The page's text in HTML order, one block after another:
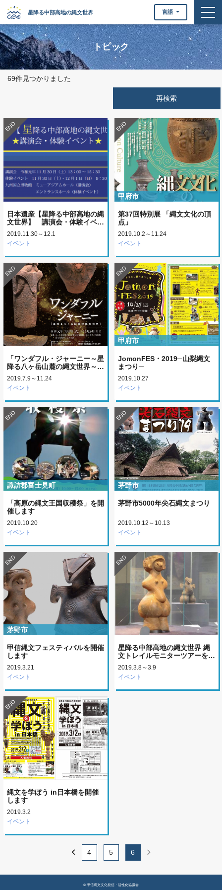
星降る中部高地の縄文世界 言語
トピック
69件見つかりました
END
日本遺産【星降る中部高地の縄
文世界】 講演会・体験イベ…
2019.11.30～12.1
イベント
END
甲府市
第37回特別展 「縄文文化の頂
点」
2019.10.2～11.24
イベント
END
「ワンダフル・ジャーニー～星
降る八ヶ岳山麓の縄文世界～…
2019.7.9～11.24
イベント
END
甲府市
JomonFES・2019─山梨縄文
まつり─
2019.10.27
イベント
END
諏訪郡富士見町
「高原の縄文王国収穫祭」を開
催します
2019.10.20
イベント
END
茅野市
茅野市5000年尖石縄文まつり
2019.10.12～10.13
イベント
END
茅野市
甲信縄文フェスティバルを開催
します
2019.3.21
イベント
END
星降る中部高地の縄文世界 縄
文トレイルモニターツアーを…
2019.3.8～3.9
イベント
END
縄文を学ぼう in日本橋を開催
します
2019.3.2
イベント
chevron_left 4 5 6 chevron_right
© 甲信縄文文化発信・活性化協議会